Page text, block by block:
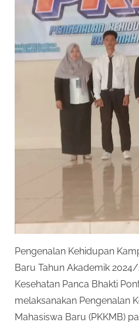
Pengenalan Kehidupan
Baru Tahun Akademik
Kesehatan Panca Bhakti
melaksanakan Pengenalan
Mahasiswa Baru (PKKMB)